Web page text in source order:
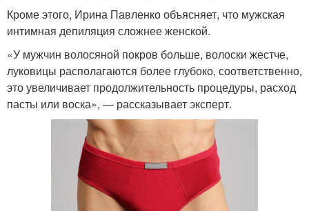
Кроме этого, Ирина Павленко объясняет, что мужская
интимная депиляция сложнее женской.
«У мужчин волосяной покров больше, волоски жестче,
луковицы располагаются более глубоко, соответственно,
это увеличивает продолжительность процедуры, расход
пасты или воска», — рассказывает эксперт.